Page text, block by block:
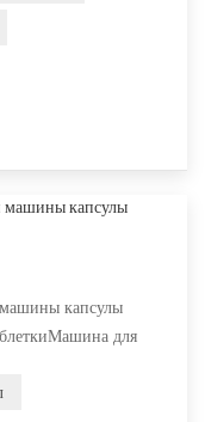
переданы нашей
машины капсулы
машины капсулы
для
и он работает